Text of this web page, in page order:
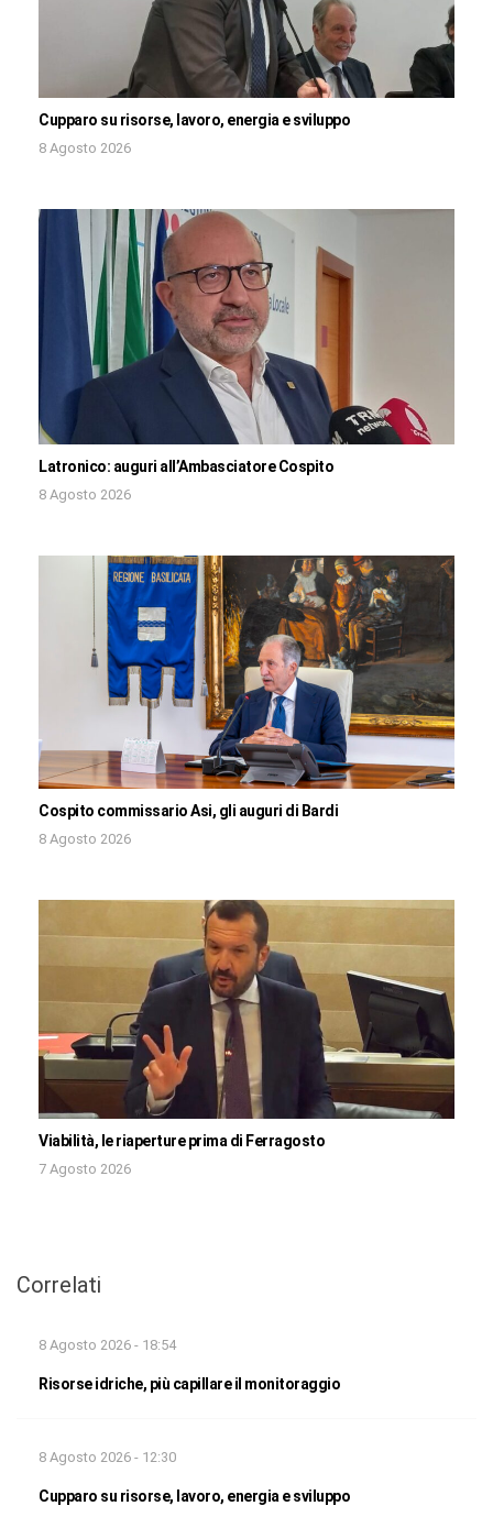
Cupparo su risorse, lavoro, energia e sviluppo
8 Agosto 2026
Latronico: auguri all’Ambasciatore Cospito
8 Agosto 2026
Cospito commissario Asi, gli auguri di Bardi
8 Agosto 2026
Viabilità, le riaperture prima di Ferragosto
7 Agosto 2026
Correlati
8 Agosto 2026 - 18:54
Risorse idriche, più capillare il monitoraggio
8 Agosto 2026 - 12:30
Cupparo su risorse, lavoro, energia e sviluppo